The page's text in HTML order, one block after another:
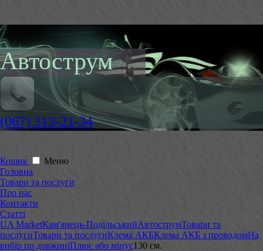
Автострум
(067) 313-21-34
Кошик
Меню
Головна
Товари та послуги
Про нас
Контакти
Статті
UA MarketКам'янець-ПодільськийАвтострумТовари та
послугиТовари та послугиКлема АКБКлема АКБ з проводомНа
вибір по довжиніПлюс або мінус130 см.